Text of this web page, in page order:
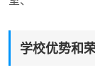
学校优势和